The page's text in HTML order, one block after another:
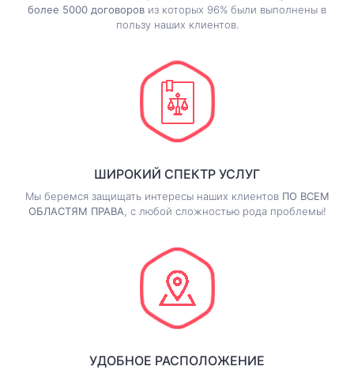
более 5000 договоров из которых 96% были выполнены в
пользу наших клиентов.
ШИРОКИЙ СПЕКТР УСЛУГ
Мы беремся защищать интересы наших клиентов ПО ВСЕМ
ОБЛАСТЯМ ПРАВА , с любой сложностью рода проблемы!
УДОБНОЕ РАСПОЛОЖЕНИЕ